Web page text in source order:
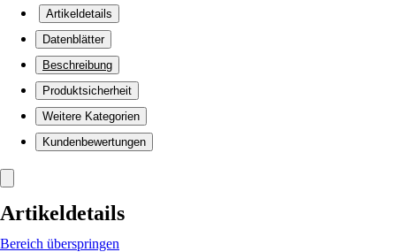
Artikeldetails
Datenblätter
Beschreibung
Produktsicherheit
Weitere Kategorien
Kundenbewertungen
Artikeldetails
Bereich überspringen